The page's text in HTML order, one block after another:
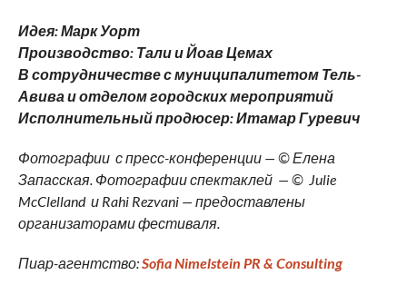
Идея: Марк Уорт
Производство: Тали и Йоав Цемах
В сотрудничестве с муниципалитетом Тель-
Авива и отделом городских мероприятий
Исполнительный продюсер: Итамар Гуревич
Фотографии с пресс-конференции — © Елена
Запасская. Фотографии спектаклей — © Julie
McClelland и Rahi Rezvani — предоставлены
организаторами фестиваля.
Пиар-агентство:Sofia Nimelstein PR & Consulting